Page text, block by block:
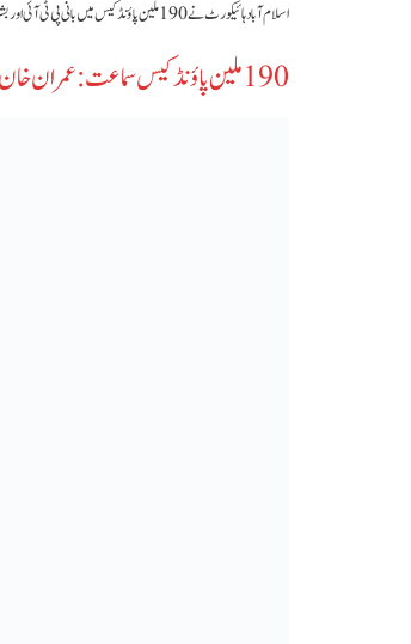
اسلام آباد ہائیکورٹ نے 190 ملین پاؤنڈ کیس میں بانی پی ٹی آئی اور بشریٰ بی بی کی سزا معطلی کی درخواستیں نمٹا دیں، مرکزی اپیلوں کی سماعت 7 مئی کو ہوگی۔
‫190 ملین پاؤنڈ کیس سماعت: عمران خان اور بشریٰ بی بی کی درخواستیں کل اسلام آباد ہائیکورٹ میں زیر سماعت‬